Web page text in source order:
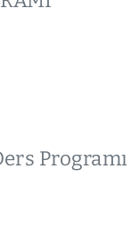
Programı